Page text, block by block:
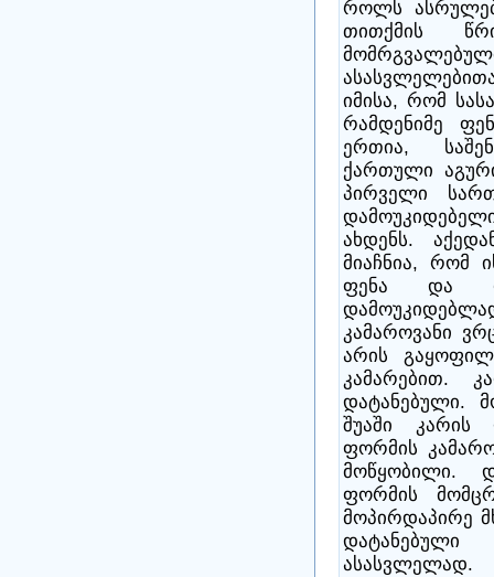
როლს
თითქმის
იმისა, რომ
რამდენიმე
ერთია,
ქართული
პირველი
ახდენს.
მიაჩნია, რომ
ფენა და
კამაროვანი
არის
კამარებით.
დატანებული.
შუაში კარის
ფორმის
მოწყობილი.
ფორმის
მოპირდაპირე
ასასვლელად.